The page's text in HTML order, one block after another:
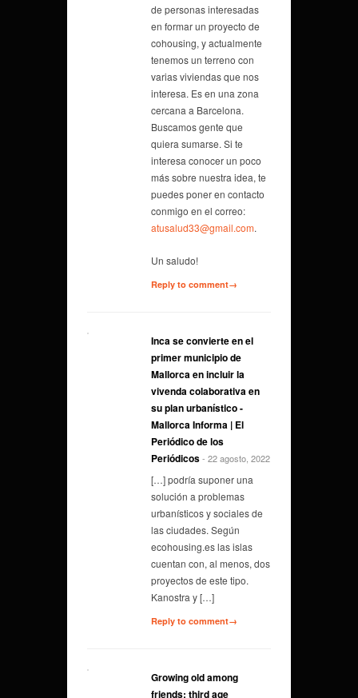
de personas interesadas
en formar un proyecto de
cohousing, y actualmente
tenemos un terreno con
varias viviendas que nos
interesa. Es en una zona
cercana a Barcelona.
Buscamos gente que
quiera sumarse. Si te
interesa conocer un poco
más sobre nuestra idea, te
puedes poner en contacto
conmigo en el correo:
atusalud33@gmail.com.
Un saludo!
Reply to comment→
Inca se convierte en el
primer municipio de
Mallorca en incluir la
vivenda colaborativa en
su plan urbanístico -
Mallorca Informa | El
Periódico de los
Periódicos- 22 agosto, 2022
[…] podría suponer una
solución a problemas
urbanísticos y sociales de
las ciudades. Según
ecohousing.es las islas
cuentan con, al menos, dos
proyectos de este tipo.
Kanostra y […]
Reply to comment→
Growing old among
friends: third age